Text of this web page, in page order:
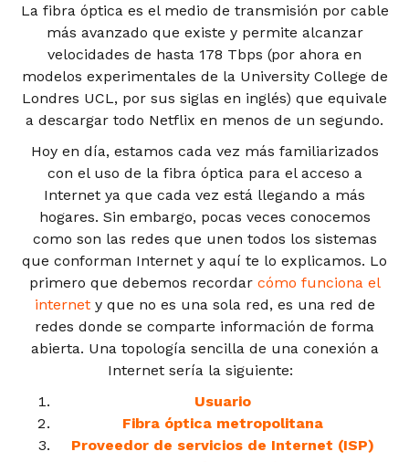
La fibra óptica es el medio de transmisión por cable
más avanzado que existe y permite alcanzar
velocidades de hasta 178 Tbps (por ahora en
modelos experimentales de la University College de
Londres UCL, por sus siglas en inglés) que equivale
a descargar todo Netflix en menos de un segundo.
Hoy en día, estamos cada vez más familiarizados
con el uso de la fibra óptica para el acceso a
Internet ya que cada vez está llegando a más
hogares. Sin embargo, pocas veces conocemos
como son las redes que unen todos los sistemas
que conforman Internet y aquí te lo explicamos. Lo
primero que debemos recordar cómo funciona el
internet y que no es una sola red, es una red de
redes donde se comparte información de forma
abierta. Una topología sencilla de una conexión a
Internet sería la siguiente:
Usuario
Fibra óptica metropolitana
Proveedor de servicios de Internet (ISP)